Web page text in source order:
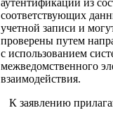
аутентификации из
соответствующих
учетной записи и
проверены путем
с использованием
межведомственного
взаимодействия.
К заявлению